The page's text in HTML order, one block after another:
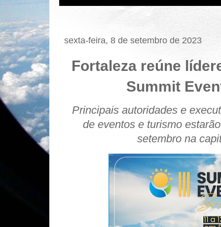
sexta-feira, 8 de setembro de 2023
Fortaleza reúne
Summit
Principais autoridades e
de eventos e turismo
setembro na